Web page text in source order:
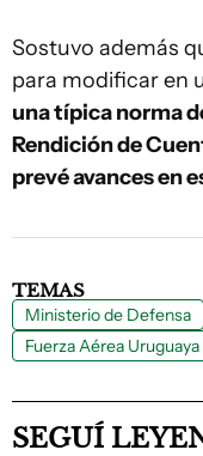
Sostuvo además
para modificar en
una típica norma
Rendición de
prevé avances en
TEMAS
Ministerio de Defensa
Fuerza Aérea Uruguaya
SEGUÍ